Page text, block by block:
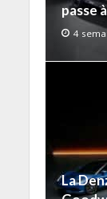
passe
4
La